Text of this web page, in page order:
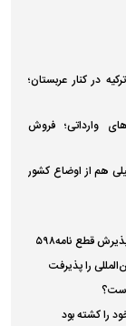
در کنار عربستان؛
وارداتی‌؛ فروش
هم از اوضاع کشور
قطع نامه۵۹۸
را پذیرفت
است؟
را کشته بود